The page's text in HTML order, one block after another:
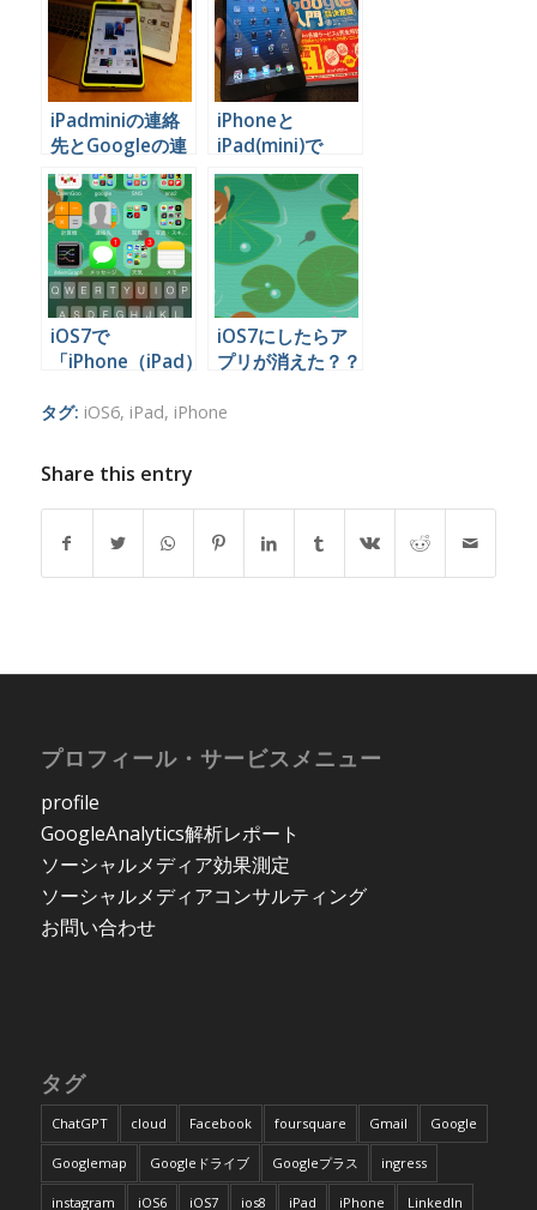
iPadminiの連絡
先とGoogleの連
絡先を同期する方
法
iPhoneと
iPad(mini)で
Kindleアプリを使
うとこんなに便利
だったとは
iOS7で
「iPhone（iPad）
法
iOS7にしたらア
プリが消えた？？
丈夫
タグ: iOS6, iPad, iPhone
Share this entry
プロフィール・サービスメニュー
profile
GoogleAnalytics解析レポート
ソーシャルメディア効果測定
ソーシャルメディアコンサルティング
お問い合わせ
タグ
ChatGPT cloud Facebook foursquare Gmail Google
Googlemap Googleドライブ Googleプラス ingress
instagram iOS6 iOS7 ios8 iPad iPhone LinkedIn